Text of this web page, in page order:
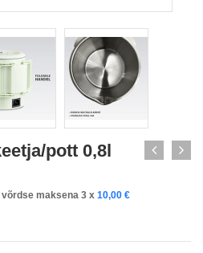
pott 0,8l
võrdse maksena 3 x 10,00 €